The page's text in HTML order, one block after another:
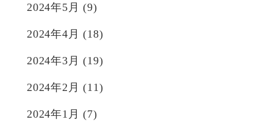
2024年5月 (9)
2024年4月 (18)
2024年3月 (19)
2024年2月 (11)
2024年1月 (7)